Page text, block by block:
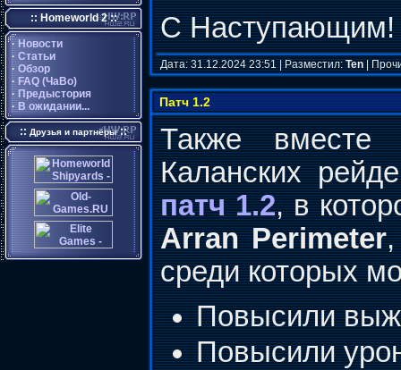
:: Homeworld 2 ::
· Новости
· Статьи
· Обзор
· FAQ (ЧаВо)
· Предыстория
· В ожидании...
:: Друзья и партнёры::
С
Дата: 31.12.2024 23:51 | Разместил:Ten|
Патч 1.2
Также
Каланских
патч 1.2, в
Arran Perimeter,
среди которых
Повысили
Повысили